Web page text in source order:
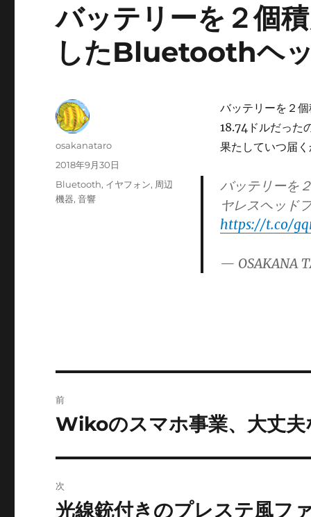
バッテリーを２個
したBluetoothヘ
バッテリーを２
18.74ドルだった
果たしていつ届く
バッテリーを
ヤレスヘッド
https://t.co/
— OSAKANA
投
osakanataro
投
稿
日:
2018年9月30日
カ
テ
Bluetooth, イヤフォン, 周辺
機器,音響
稿
ゲ
前
前
投
稿:
Wikoのスマホ事業、大丈夫
次
次
光線銃付きのプレステ風フ